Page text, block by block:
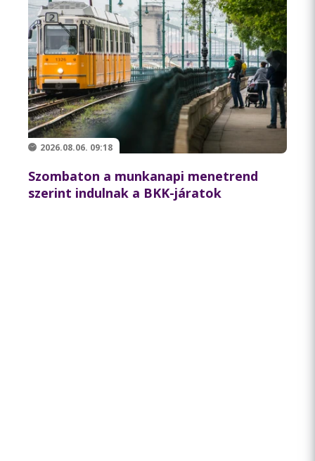
2026.08.06. 09:18
Szombaton a munkanapi menetrend
szerint indulnak a BKK-járatok